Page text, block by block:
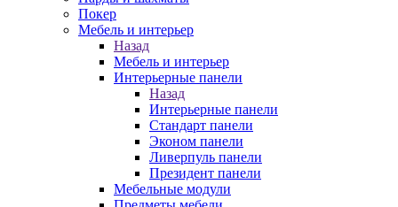
Покер
Мебель и интерьер
Назад
Мебель и интерьер
Интерьерные панели
Назад
Интерьерные панели
Стандарт панели
Эконом панели
Ливерпуль панели
Президент панели
Мебельные модули